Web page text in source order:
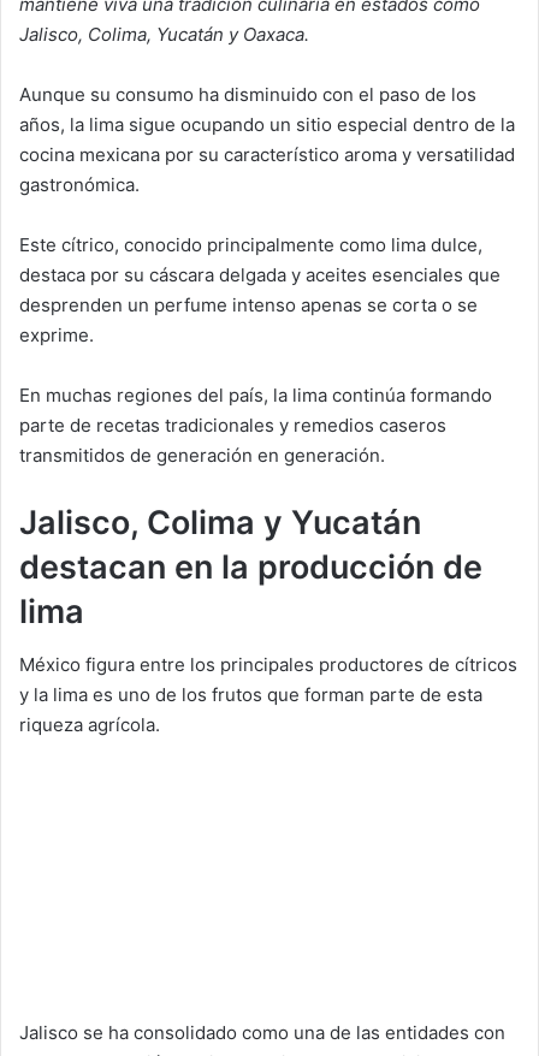
Jalisco, Colima, Yucatán y Oaxaca.
Aunque su consumo ha disminuido con el paso de los
años, la lima sigue ocupando un sitio especial dentro de la
cocina mexicana por su característico aroma y versatilidad
gastronómica.
Este cítrico, conocido principalmente como lima dulce,
destaca por su cáscara delgada y aceites esenciales que
desprenden un perfume intenso apenas se corta o se
exprime.
En muchas regiones del país, la lima continúa formando
parte de recetas tradicionales y remedios caseros
transmitidos de generación en generación.
Jalisco, Colima y Yucatán
destacan en la producción de
lima
México figura entre los principales productores de cítricos
y la lima es uno de los frutos que forman parte de esta
riqueza agrícola.
Jalisco se ha consolidado como una de las entidades con